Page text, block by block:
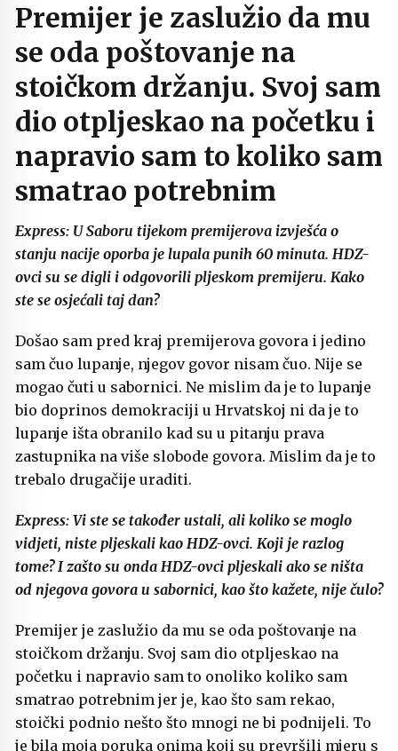
Premijer je zaslužio da mu
se oda poštovanje na
stoičkom držanju. Svoj sam
dio otpljeskao na početku i
napravio sam to koliko sam
smatrao potrebnim
Express: U Saboru tijekom premijerova izvješća o
stanju nacije oporba je lupala punih 60 minuta. HDZ-
ovci su se digli i odgovorili pljeskom premijeru. Kako
ste se osjećali taj dan?
Došao sam pred kraj premijerova govora i jedino
sam čuo lupanje, njegov govor nisam čuo. Nije se
mogao čuti u sabornici. Ne mislim da je to lupanje
bio doprinos demokraciji u Hrvatskoj ni da je to
lupanje išta obranilo kad su u pitanju prava
zastupnika na više slobode govora. Mislim da je to
trebalo drugačije uraditi.
Express: Vi ste se također ustali, ali koliko se moglo
vidjeti, niste pljeskali kao HDZ-ovci. Koji je razlog
tome? I zašto su onda HDZ-ovci pljeskali ako se ništa
od njegova govora u sabornici, kao što kažete, nije čulo?
Premijer je zaslužio da mu se oda poštovanje na
stoičkom držanju. Svoj sam dio otpljeskao na
početku i napravio sam to onoliko koliko sam
smatrao potrebnim jer je, kao što sam rekao,
stoički podnio nešto što mnogi ne bi podnijeli. To
je bila moja poruka onima koji su prevršili mjeru s